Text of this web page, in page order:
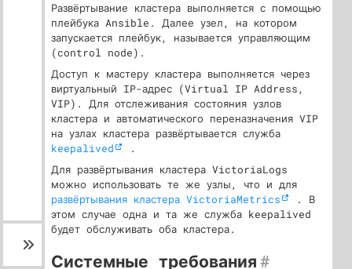
Развёртывание кластера выполняется с помощью
плейбука Ansible. Далее узел, на котором
запускается плейбук, называется управляющим
(control node).
Доступ к мастеру кластера выполняется через
виртуальный IP-адрес (Virtual IP Address,
VIP). Для отслеживания состояния узлов
кластера и автоматического переназначения VIP
на узлах кластера развёртывается служба
keepalived
.
Для развёртывания кластера VictoriaLogs
можно использовать те же узлы, что и для
развёртывания кластера VictoriaMetrics
. В
этом случае одна и та же служба keepalived
будет обслуживать оба кластера.
Системные требования#